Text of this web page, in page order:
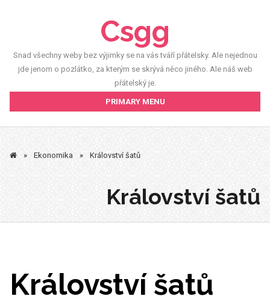
Csgg
Snad všechny weby bez výjimky se na vás tváří přátelsky. Ale nejednou
jde jenom o pozlátko, za kterým se skrývá něco jiného. Ale náš web
přátelský je.
PRIMARY MENU
» Ekonomika » Království šatů
Království šatů
Království šatů